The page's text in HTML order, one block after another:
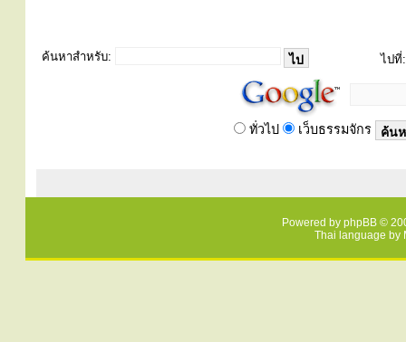
ค้นหาสำหรับ: ไปที่:
ทั่วไป เว็บธรรมจักร
Powered by phpBB ©
Thai language by